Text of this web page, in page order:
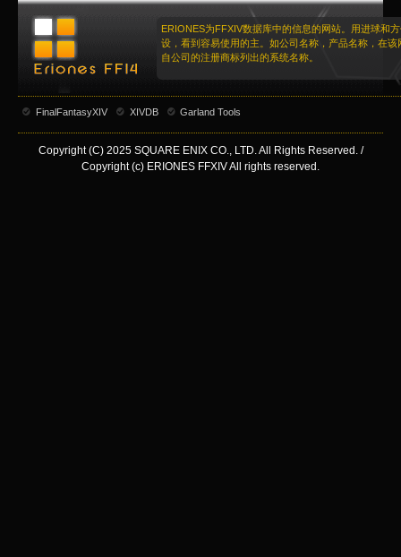
ERIONES为FFXIV数据库中的信息的网站。用进球和
设，看到容易使用的主。如公司名称，产品名称，在该
自公司的注册商标列出的系统名称。
FinalFantasyXIV XIVDB Garland Tools
Copyright (C) 2025 SQUARE ENIX CO., LTD. All Rights Reserved. /
Copyright (c) ERIONES FFXIV All rights reserved.